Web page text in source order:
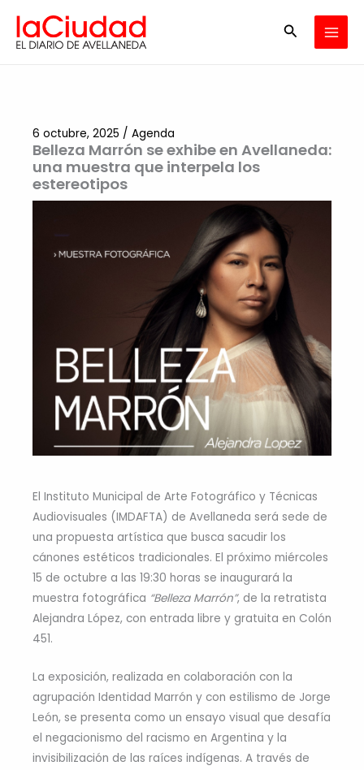
contenido
Buscar
Belleza Marrón se exhibe en Avellaneda:
una muestra que interpela los
estereotipos
6 octubre, 2025 / Agenda
El Instituto Municipal de Arte Fotográfico y Técnicas
Audiovisuales (IMDAFTA) de Avellaneda será sede de
una propuesta artística que busca sacudir los
cánones estéticos tradicionales. El próximo miércoles
15 de octubre a las 19:30 horas se inaugurará la
muestra fotográfica “Belleza Marrón”, de la retratista
Alejandra López, con entrada libre y gratuita en Colón
451.
La exposición, realizada en colaboración con la
agrupación Identidad Marrón y con estilismo de Jorge
León, se presenta como un ensayo visual que desafía
el negacionismo del racismo en Argentina y la
invisibilización de las raíces indígenas. A través de